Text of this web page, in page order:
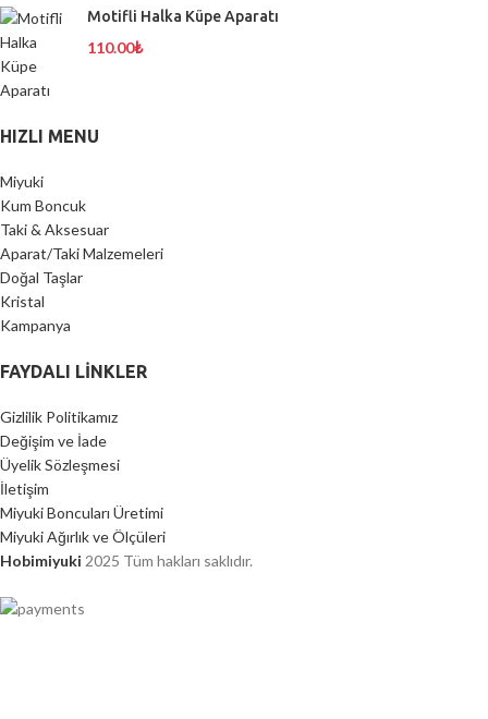
Motifli Halka Küpe Aparatı
110.00₺
HIZLI MENU
Miyuki
Kum Boncuk
Taki & Aksesuar
Aparat/Taki Malzemeleri
Doğal Taşlar
Kristal
Kampanya
FAYDALI LİNKLER
Gizlilik Politikamız
Değişim ve İade
Üyelik Sözleşmesi
İletişim
Miyuki Boncuları Üretimi
Miyuki Ağırlık ve Ölçüleri
Hobimiyuki 2025 Tüm hakları saklıdır.